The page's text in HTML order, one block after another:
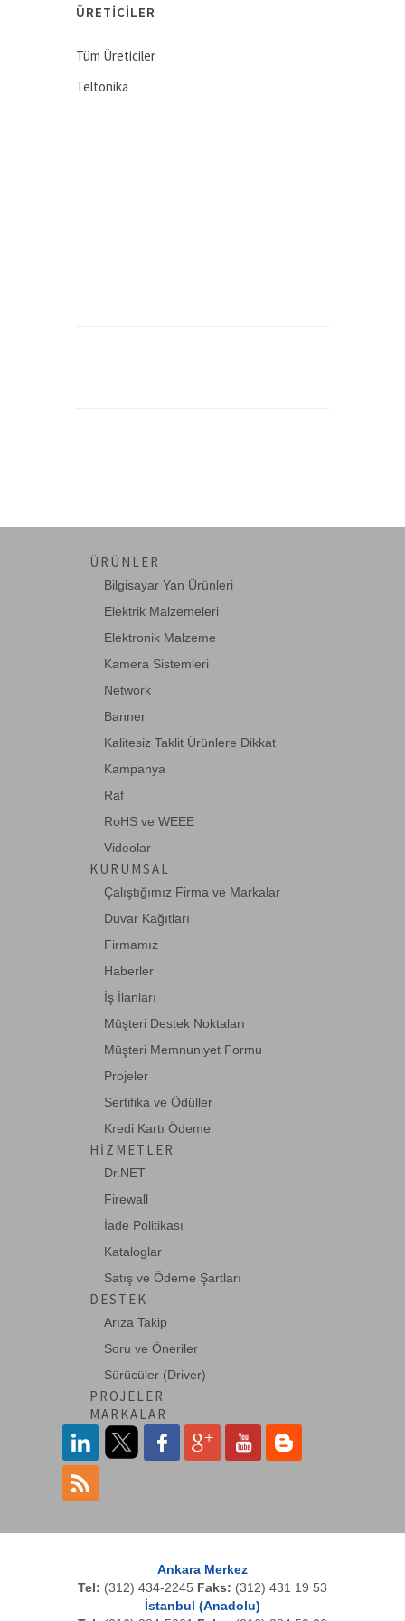
ÜRETICILER
Tüm Üreticiler
Teltonika
ÜRÜNLER
Bilgisayar Yan Ürünleri
Elektrik Malzemeleri
Elektronik Malzeme
Kamera Sistemleri
Network
Banner
Kalitesiz Taklit Ürünlere Dikkat
Kampanya
Raf
RoHS ve WEEE
Videolar
KURUMSAL
Çalıştığımız Firma ve Markalar
Duvar Kağıtları
Firmamız
Haberler
İş İlanları
Müşteri Destek Noktaları
Müşteri Memnuniyet Formu
Projeler
Sertifika ve Ödüller
Kredi Kartı Ödeme
HIZMETLER
Dr.NET
Firewall
İade Politikası
Kataloglar
Satış ve Ödeme Şartları
DESTEK
Arıza Takip
Soru ve Öneriler
Sürücüler (Driver)
PROJELER
MARKALAR
Ankara Merkez
Tel: (312) 434-2245 Faks: (312) 431 19 53
İstanbul (Anadolu)